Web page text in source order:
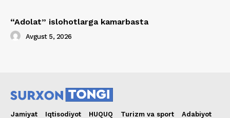
“Adolat” islohotlarga kamarbasta
Avgust 5, 2026
Jamiyat Iqtisodiyot HUQUQ Turizm va sport
Adabiyot